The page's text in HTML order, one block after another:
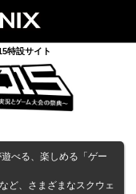
特設サイト
べる、楽しめる「ゲー
ど、さまざまなスクウェ